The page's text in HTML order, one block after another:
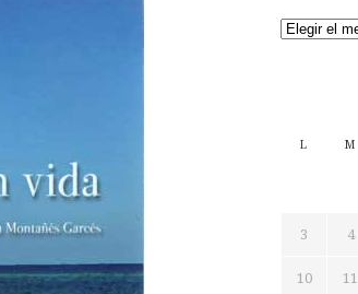
Archivos
L M
3 4
10 11